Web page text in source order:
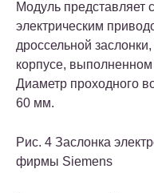
Модуль представляет
электрическим
дроссельной
корпусе, выполненном
Диаметр проходного
60 мм.
Рис. 4 Заслонка
фирмы Siemens